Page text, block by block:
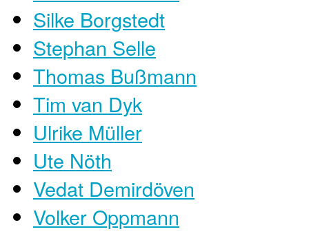
Silke Borgstedt
Stephan Selle
Thomas Bußmann
Tim van Dyk
Ulrike Müller
Ute Nöth
Vedat Demirdöven
Volker Oppmann